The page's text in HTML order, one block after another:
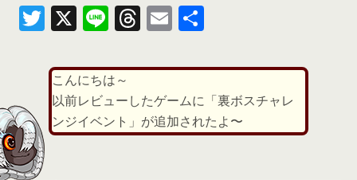
T
itt
er
X Li
e
T
re
a
d
s
E
ai
l
こんにちは～
以前レビューしたゲームに「裏ボスチャレ
ンジイベント」が追加されたよ〜